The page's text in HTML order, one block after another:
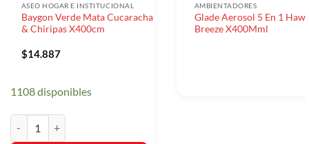
ASEO HOGAR E INSTITUCIONAL
Baygon Verde Mata Cucaracha
& Chiripas X400cm
$14.887
1108 disponibles
AMBIENTADORES
Glade Aerosol 5 En 1
Breeze X400Mml